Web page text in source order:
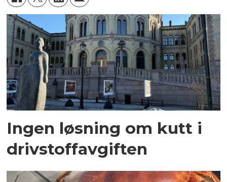
Ingen løsning om kutt i
drivstoffavgiften